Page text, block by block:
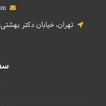
railgashtmail@gmail.com
تهران، خیابان دکتر